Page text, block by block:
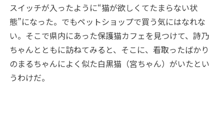
スイッチが入ったように“猫が欲しくてたまらない状
態”になった。でもペットショップで買う気にはなれな
い。そこで県内にあった保護猫カフェを見つけて、詩乃
ちゃんとともに訪ねてみると、そこに、看取ったばかり
のまるちゃんによく似た白黒猫（宮ちゃん）がいたとい
うわけだ。